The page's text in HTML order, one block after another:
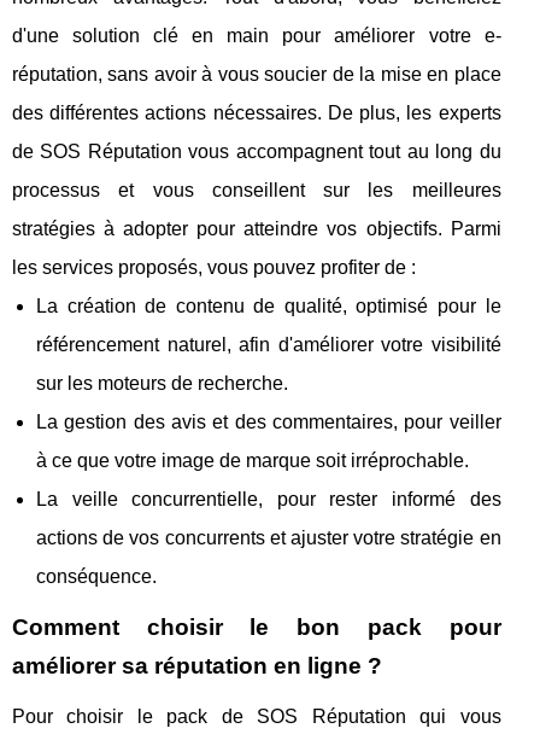
d'une solution clé en main pour améliorer votre e-
réputation, sans avoir à vous soucier de la mise en place
des différentes actions nécessaires. De plus, les experts
de SOS Réputation vous accompagnent tout au long du
processus et vous conseillent sur les meilleures
stratégies à adopter pour atteindre vos objectifs. Parmi
les services proposés, vous pouvez profiter de :
La création de contenu de qualité, optimisé pour le
référencement naturel, afin d'améliorer votre visibilité
sur les moteurs de recherche.
La gestion des avis et des commentaires, pour veiller
à ce que votre image de marque soit irréprochable.
La veille concurrentielle, pour rester informé des
actions de vos concurrents et ajuster votre stratégie en
conséquence.
Comment choisir le bon pack pour
améliorer sa réputation en ligne ?
Pour choisir le pack de SOS Réputation qui vous